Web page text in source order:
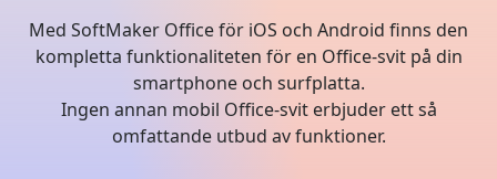
Med SoftMaker Office för iOS och Android finns den
kompletta funktionaliteten för en Office-svit på din
smartphone och surfplatta.
Ingen annan mobil Office-svit erbjuder ett så
omfattande utbud av funktioner.